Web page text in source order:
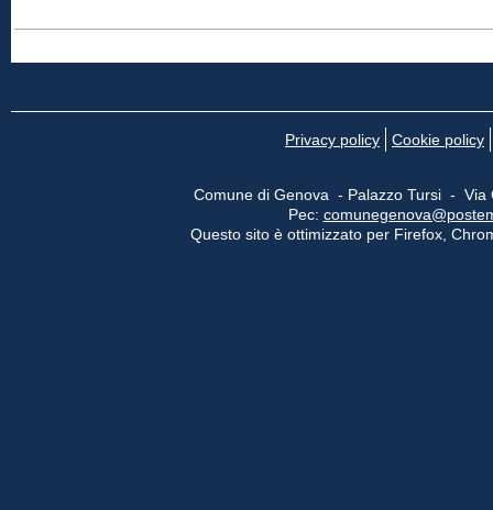
Privacy policy Cookie policy
Comune di Genova - Palazzo Tursi -
Pec:
Questo sito è ottimizzato per Firefox,